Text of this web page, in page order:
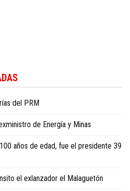
del PRM
de Energía y Minas
años de edad, fue el presidente 39
el exlanzador el Malaguetón